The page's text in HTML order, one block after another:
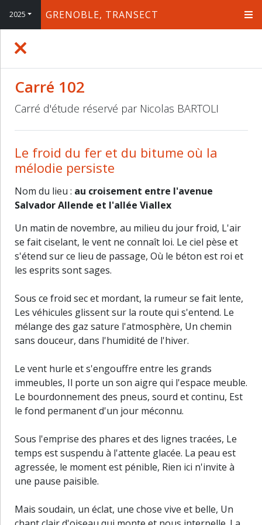
2025 GRENOBLE, TRANSECT
+
Carré 102
Carré d'étude réservé par Nicolas BARTOLI
Le froid du fer et du bitume où la
mélodie persiste
Nom du lieu : au croisement entre l'avenue
Salvador Allende et l'allée Viallex
Un matin de novembre, au milieu du jour froid, L'air
se fait ciselant, le vent ne connaît loi. Le ciel pèse et
s'étend sur ce lieu de passage, Où le béton est roi et
les esprits sont sages.
Sous ce froid sec et mordant, la rumeur se fait lente,
Les véhicules glissent sur la route qui s'entend. Le
mélange des gaz sature l'atmosphère, Un chemin
sans douceur, dans l'humidité de l'hiver.
Le vent hurle et s'engouffre entre les grands
immeubles, Il porte un son aigre qui l'espace meuble.
Le bourdonnement des pneus, sourd et continu, Est
le fond permanent d'un jour méconnu.
Sous l'emprise des phares et des lignes tracées, Le
temps est suspendu à l'attente glacée. La peau est
agressée, le moment est pénible, Rien ici n'invite à
une pause paisible.
Mais soudain, un éclat, une chose vive et belle, Un